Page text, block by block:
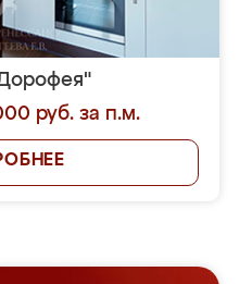
руб. за п.м.